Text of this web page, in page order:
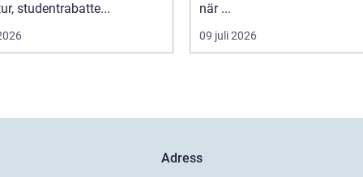
studentrabatte...
när ...
09 juli 2026
Adress